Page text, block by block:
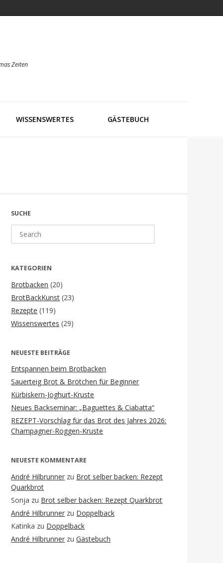
Zeiten
WISSENSWERTES GÄSTEBUCH
SUCHE
for:
KATEGORIEN
Brotbacken (20)
BrotBackKunst (23)
Rezepte (119)
Wissenswertes (29)
NEUESTE BEITRÄGE
Entspannen beim Brotbacken
Sauerteig Brot & Brötchen für Beginner
Kürbiskern-Joghurt-Kruste
Neues Backseminar: „Baguettes & Ciabatta“
REZEPT-Vorschlag für das Brot des Jahres 2026:
Champagner-Roggen-Kruste
NEUESTE KOMMENTARE
André Hilbrunner zu Brot selber backen: Rezept
Quarkbrot
Sonja zu Brot selber backen: Rezept Quarkbrot
André Hilbrunner zu Doppelback
Katinka zu Doppelback
André Hilbrunner zuGästebuch